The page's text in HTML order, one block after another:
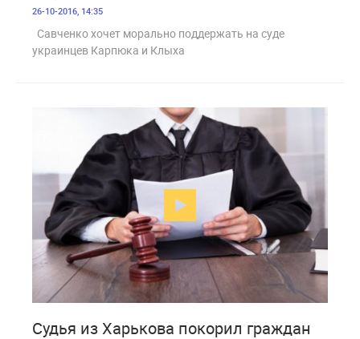
26-10-2016, 14:35
Савченко хочет морально поддержать на суде
украинцев Карпюка и Клыха
Судья из Харькова покорил граждан